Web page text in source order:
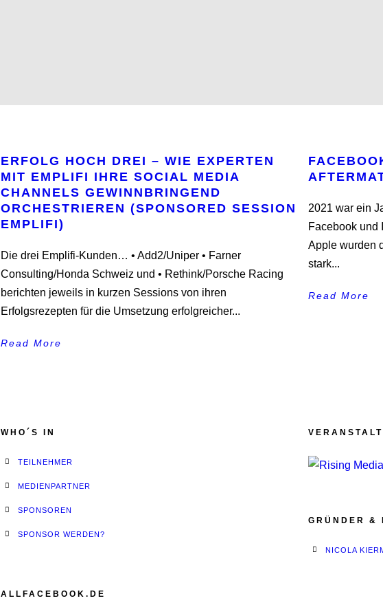
ERFOLG HOCH DREI – WIE EXPERTEN
MIT EMPLIFI IHRE SOCIAL MEDIA
CHANNELS GEWINNBRINGEND
ORCHESTRIEREN (SPONSORED SESSION
EMPLIFI)
Die drei Emplifi-Kunden… • Add2/Uniper • Farner
Consulting/Honda Schweiz und • Rethink/Porsche Racing
berichten jeweils in kurzen Sessions von ihren
Erfolgsrezepten für die Umsetzung erfolgreicher...
Read More
2021 war ein
Facebook und
Apple wurden
stark...
Read More
WHO´S IN
TEILNEHMER
MEDIENPARTNER
SPONSOREN
SPONSOR WERDEN?
ALLFACEBOOK.DE
GRÜNDER &
NICOLA